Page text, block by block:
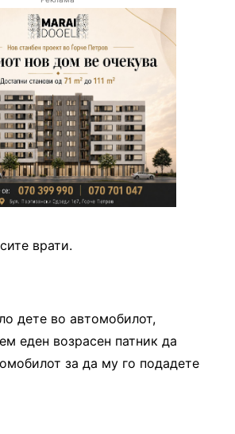
врати.
дете во автомобилот,
еден возрасен патник да
за да му го подадете